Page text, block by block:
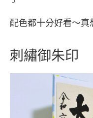
配色都十分好看～真
刺繡御朱印